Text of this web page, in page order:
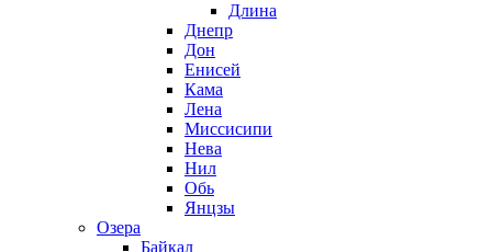
Длина
Днепр
Дон
Енисей
Кама
Лена
Миссисипи
Нева
Нил
Обь
Янцзы
Озера
Байкал